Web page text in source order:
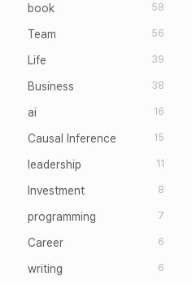
book 58
Team 56
Life 39
Business 38
ai 16
Causal Inference 15
leadership 11
Investment 8
programming 7
Career 6
writing 6